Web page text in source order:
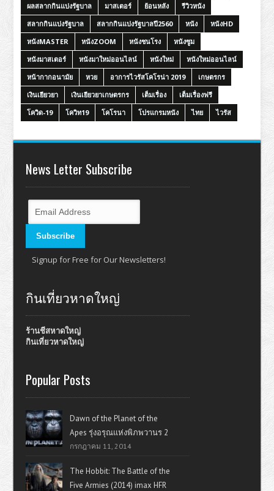
ผลสลากกินแบ่งรัฐบาล
มาสเตอร์ ย้อนหลัง
รีวิวหนัง
สลากกินแบ่งรัฐบาล
สลากกินแบ่งรัฐบาลปี2560 หนัง
หนังHD
หนังMASTER
หนังZOOM หนังชนโรง
หนังซูม
หนังมาสเตอร์
หนังมาใหม่ออนไลน์ หนังใหม่
หนังใหม่ออนไลน์
หน้ากากอนามัย
หวย อาการไวรัสโคโรน่า 2019
เกษตรกร
เงินเยียวยา
เงินเยียวยาเกษตรกร เต็มเรื่อง
เต็มเรื่องฟรี
โควิด-19
โควิท19 โคโรนา โปรแกรมหนัง ไทย ไวรัส
News Letter Subscribe
Signup for Free for Our Newsletters!
กินเที่ยวหาดใหญ่
ร้านชีสหาดใหญ่
กินเที่ยวหาดใหญ่
Popular Posts
Dawn of the Planet of the
Apes รุ่งอรุณแห่งพิภพวานร 2
กรกฎาคม 11, 2014
The Hobbit: The Battle of the
Five Armies (2014) imax HFR